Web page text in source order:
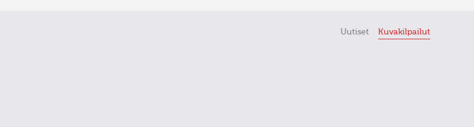
Uutiset Kuvakilpailut